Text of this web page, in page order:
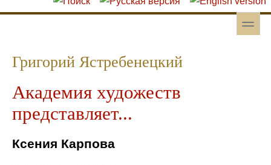
toggle
Григорий Ястребенецкий
Академия художеств
представляет...
Ксения Карпова